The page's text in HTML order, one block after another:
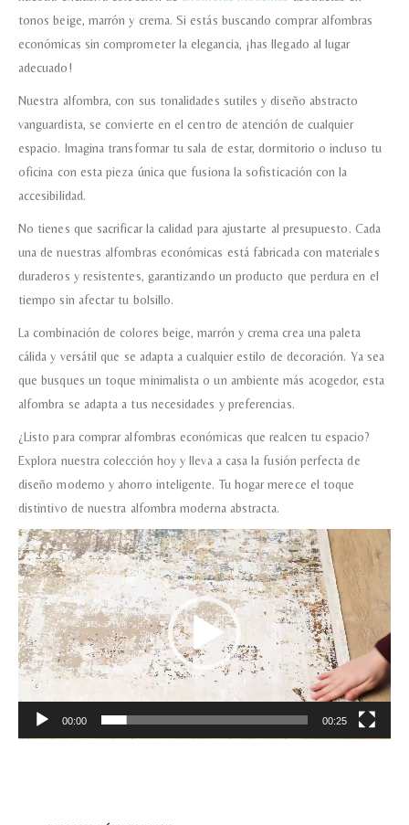
tonos beige, marrón y crema. Si estás buscando comprar alfombras
económicas sin comprometer la elegancia, ¡has llegado al lugar
adecuado!
Nuestra alfombra, con sus tonalidades sutiles y diseño abstracto
vanguardista, se convierte en el centro de atención de cualquier
espacio. Imagina transformar tu sala de estar, dormitorio o incluso tu
oficina con esta pieza única que fusiona la sofisticación con la
accesibilidad.
No tienes que sacrificar la calidad para ajustarte al presupuesto. Cada
una de nuestras alfombras económicas está fabricada con materiales
duraderos y resistentes, garantizando un producto que perdura en el
tiempo sin afectar tu bolsillo.
La combinación de colores beige, marrón y crema crea una paleta
cálida y versátil que se adapta a cualquier estilo de decoración. Ya sea
que busques un toque minimalista o un ambiente más acogedor, esta
alfombra se adapta a tus necesidades y preferencias.
¿Listo para comprar alfombras económicas que realcen tu espacio?
Explora nuestra colección hoy y lleva a casa la fusión perfecta de
diseño moderno y ahorro inteligente. Tu hogar merece el toque
distintivo de nuestra alfombra moderna abstracta.
Reproductor
de
vídeo
00:00 00:25